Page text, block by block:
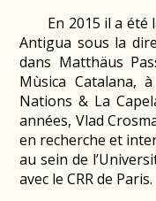
En 2015 il a été
Antigua sous la
dans Matthäus
Mùsica Catalana,
Nations & La
années, Vlad
en recherche et
au sein de
avec le CRR de Paris.